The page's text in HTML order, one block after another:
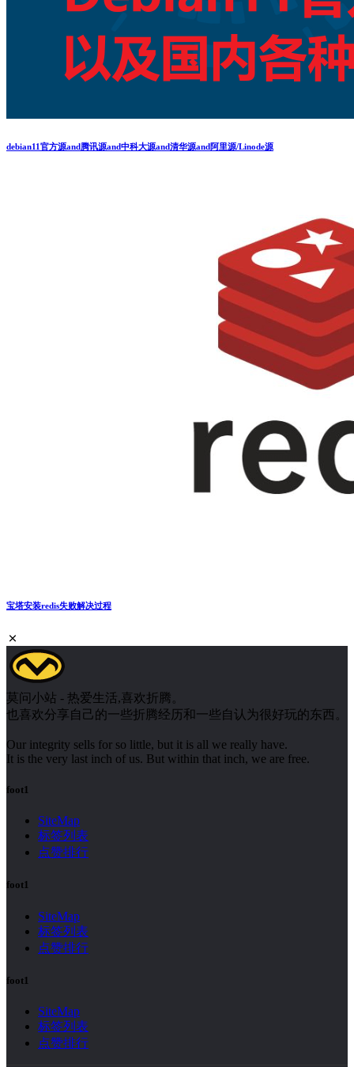
debian11官方源and腾讯源and中科大源and清华源and阿里源/Linode源
宝塔安装redis失败解决过程
莫问小站 - 热爱生活,喜欢折腾。
也喜欢分享自己的一些折腾经历和一些自认为很好玩的东西。
Our integrity sells for so little, but it is all we really have.
It is the very last inch of us. But within that inch, we are free.
foot1
SiteMap
标签列表
点赞排行
foot1
SiteMap
标签列表
点赞排行
foot1
SiteMap
标签列表
点赞排行